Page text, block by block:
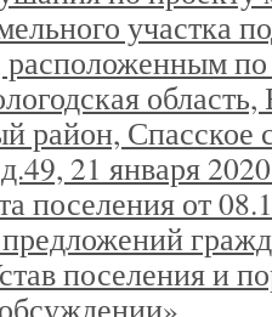
участка
по
область,
район, Спасское
21 января
поселения от
поселения и